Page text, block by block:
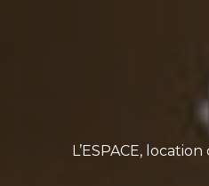
L’ESPACE,